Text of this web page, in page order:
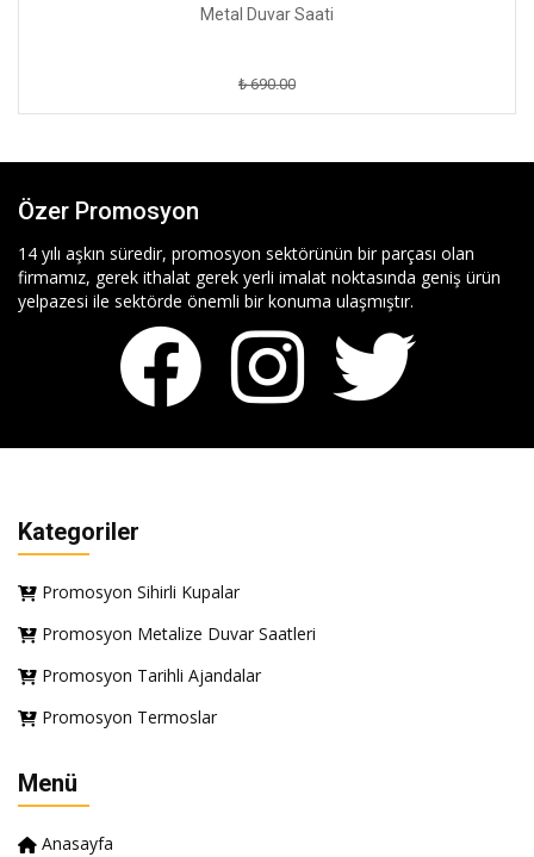
Metal Duvar Saati
₺ 690.00
Özer Promosyon
14 yılı aşkın süredir, promosyon sektörünün bir parçası olan
firmamız, gerek ithalat gerek yerli imalat noktasında geniş ürün
yelpazesi ile sektörde önemli bir konuma ulaşmıştır.
Kategoriler
Promosyon Sihirli Kupalar
Promosyon Metalize Duvar Saatleri
Promosyon Tarihli Ajandalar
Promosyon Termoslar
Menü
Anasayfa